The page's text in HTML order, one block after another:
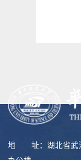
地 址：湖北省武汉